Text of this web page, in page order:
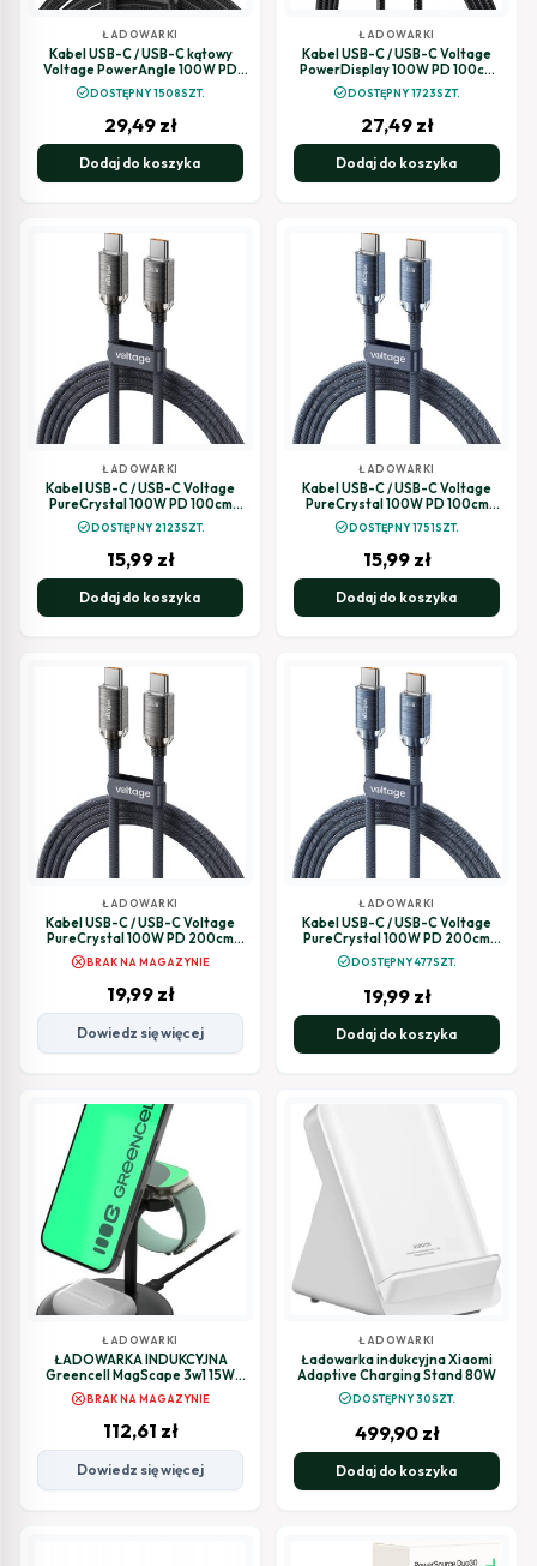
ŁADOWARKI
Kabel USB-C / USB-C kątowy
Voltage PowerAngle 100W PD
check_circleDOSTĘPNY 1508SZT.
29,49 zł
Dodaj do koszyka
ŁADOWARKI
Kabel USB-C / USB-C Voltage
PowerDisplay 100W PD 100cm
check_circleDOSTĘPNY 1723SZT.
27,49 zł
Dodaj do koszyka
ŁADOWARKI
Kabel USB-C / USB-C Voltage
PureCrystal 100W PD 100cm
check_circleDOSTĘPNY 2123SZT.
15,99 zł
Dodaj do koszyka
ŁADOWARKI
Kabel USB-C / USB-C Voltage
PureCrystal 100W PD 100cm
check_circleDOSTĘPNY 1751SZT.
15,99 zł
Dodaj do koszyka
ŁADOWARKI
Kabel USB-C / USB-C Voltage
PureCrystal 100W PD 200cm
cancelBRAK NA MAGAZYNIE
19,99 zł
Dowiedz się więcej
ŁADOWARKI
Kabel USB-C / USB-C Voltage
PureCrystal 100W PD 200cm
check_circleDOSTĘPNY 477SZT.
19,99 zł
Dodaj do koszyka
ŁADOWARKI
ŁADOWARKA INDUKCYJNA
Greencell MagScape 3w1 15W
MagSafe IPhone AirPods Apple
Watch
cancelBRAK NA MAGAZYNIE
112,61 zł
Dowiedz się więcej
ŁADOWARKI
Ładowarka indukcyjna Xiaomi
Adaptive Charging Stand 80W
check_circleDOSTĘPNY 30SZT.
499,90 zł
Dodaj do koszyka